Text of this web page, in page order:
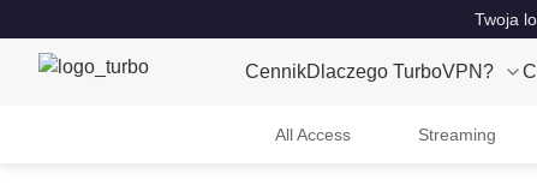
Twoja
CennikDlaczego TurboVPN?
All Access Streaming